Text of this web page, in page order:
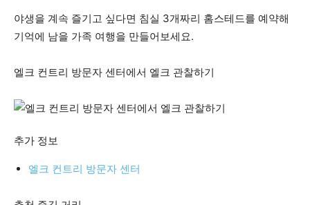
(PA/NJ/DE)
야생을 계속 즐기고 싶다면 침실 3개짜리 홈스테드를 예약해
기억에 남을 가족 여행을 만들어보세요.
엘크 컨트리 방문자 센터에서 엘크 관찰하기
추가 정보
엘크 컨트리 방문자 센터